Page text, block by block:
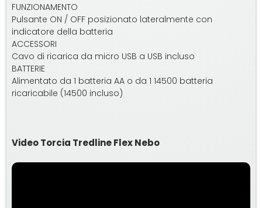
FUNZIONAMENTO
Pulsante ON / OFF posizionato lateralmente con
indicatore della batteria
ACCESSORI
Cavo di ricarica da micro USB a USB incluso
BATTERIE
Alimentato da 1 batteria AA o da 1 14500 batteria
ricaricabile (14500 incluso)
Video Torcia Tredline Flex Nebo